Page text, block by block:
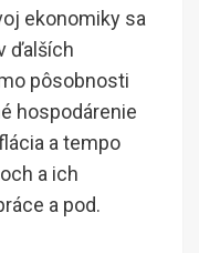
ekonomiky sa
ďalších
pôsobnosti
hospodárenie
a tempo
a ich
a pod.